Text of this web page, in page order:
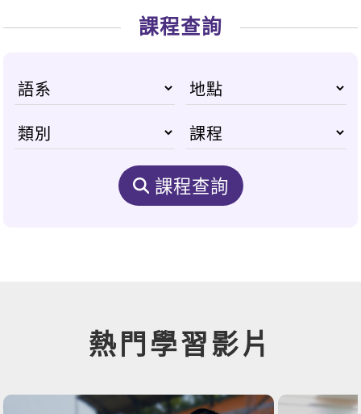
課程查詢
課程查詢
熱門學習影片